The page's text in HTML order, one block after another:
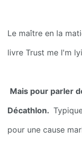
Le maître en la
livre Trust me I'm
Mais pour parler
Décathlon.
pour une cause